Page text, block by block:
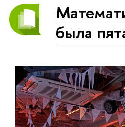
была